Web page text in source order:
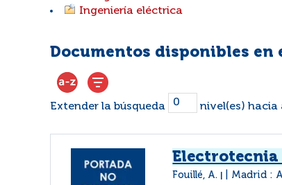
Ingeniería eléctrica
Documentos disponibles en
Extender la búsqueda nivel(es) hacia
Electrotecnia
Fouillé, A. Madrid :